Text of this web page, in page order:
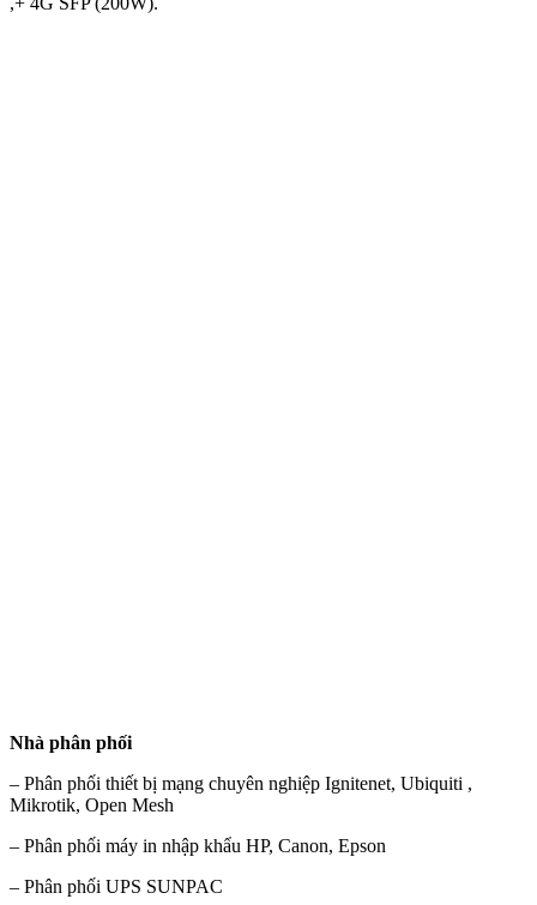
Nhà phân phối
– Phân phối thiết bị mạng chuyên nghiệp Ignitenet, Ubiquiti ,
Mikrotik, Open Mesh
– Phân phối máy in nhập khẩu HP, Canon, Epson
– Phân phối UPS SUNPAC